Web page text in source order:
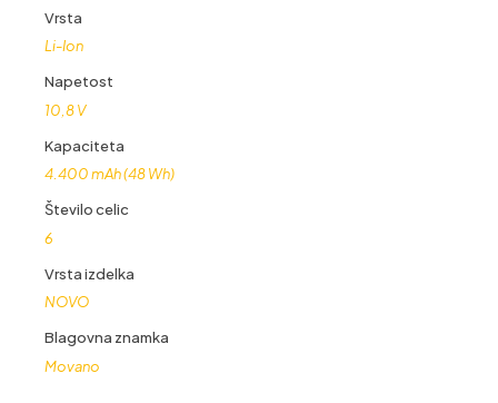
Vrsta
Li-Ion
Napetost
10,8 V
Kapaciteta
4.400 mAh (48 Wh)
Število celic
6
Vrsta izdelka
NOVO
Blagovna znamka
Movano